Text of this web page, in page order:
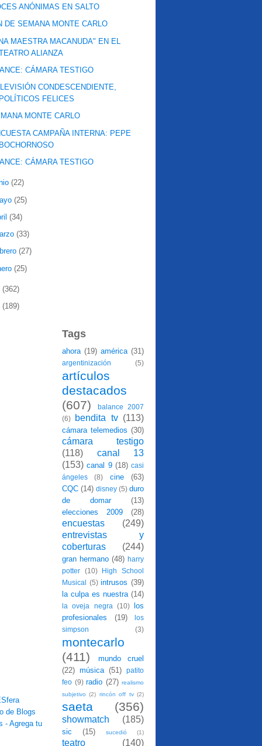
ANÓNIMAS EN SALTO
DE SEMANA MONTE CARLO
MAESTRA MACANUDA" EN EL
ALIANZA
CÁMARA TESTIGO
CONDESCENDIENTE,
FELICES
MONTE CARLO
CAMPAÑA INTERNA: PEPE
CÁMARA TESTIGO
(22)
(25)
(34)
(33)
(27)
(25)
(362)
(189)
Tags
ahora (19) américa (31)
argentinización (5)
artículos
destacados
(607)
balance 2007
(6)
bendita tv (113)
cámara telemedios (30)
cámara testigo
(118)
canal 13
(153) canal 9 (18) casi
ángeles
(8) cine
(63)
CQC (14) disney (5) duro
de domar
(13)
elecciones 2009
(28)
encuestas
(249)
entrevistas y
coberturas
(244)
gran hermano (48) harry
potter
(10)
High School
Musical (5) intrusos (39)
la culpa es nuestra (14)
la oveja negra (10) los
profesionales
(19)
los
simpson
(3)
montecarlo
(411)
mundo cruel
(22) música (51)
patito
feo (9) radio (27) realismo
subjetivo (2) rincón off tv (2)
saeta (356)
showmatch (185)
sic (15) sucedió (1)
teatro (140)